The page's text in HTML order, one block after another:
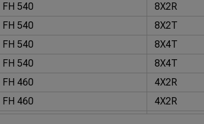
FH 540 8X2R
FH 540 8X2T
FH 540 8X4T
FH 540 8X4T
FH 460 4X2R
FH 460 4X2R